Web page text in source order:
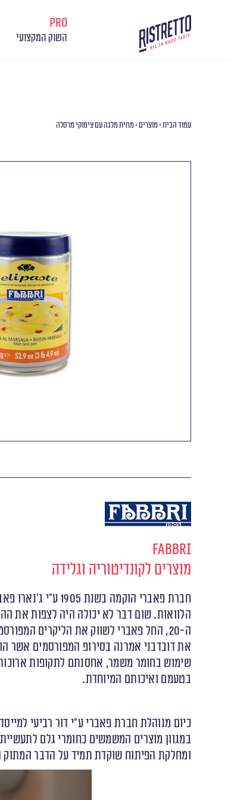
pro
השוק המקצועי
עמוד הבית>מוצרים>מחית מלגה עם צימוקי מרסלה
Fabbri
מוצרים לקונדיטוריה וגלידה
חברת פאברי
הלוואות. שום דבר לא יכולה היה לצפות את
ה-20, החל פאברי לשווק את הליקרים המפורסמים שלו באופן ישיר גם לחנויות אחרות ומחוזות אחרים באיטליה, כשאנשי השיווק שלו היו שני בניו.
שימוש בחומר משמר, אחסנתם לתקופות
בטעמם ואיכותם המיוחדת.
במגוון מוצרים המשמשים כחומרי גלם
ומחלקת הפיתוח שוקדת תמיד על הדבר